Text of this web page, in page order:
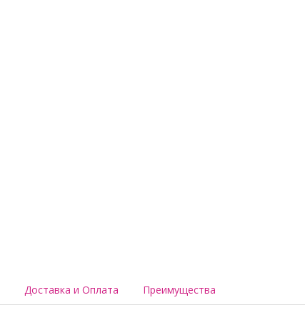
Доставка и Оплата Преимущества